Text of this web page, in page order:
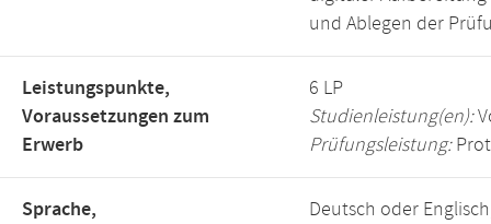
und Ablegen der
Leistungspunkte,
Voraussetzungen zum
Erwerb
6 LP
Studienleistung(en):
Prüfungsleistung:
Sprache,
Deutsch oder